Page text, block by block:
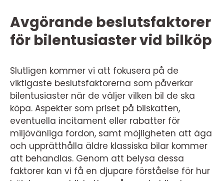
Avgörande beslutsfaktorer
för bilentusiaster vid bilköp
Slutligen kommer vi att fokusera på de
viktigaste beslutsfaktorerna som påverkar
bilentusiaster när de väljer vilken bil de ska
köpa. Aspekter som priset på bilskatten,
eventuella incitament eller rabatter för
miljövänliga fordon, samt möjligheten att äga
och upprätthålla äldre klassiska bilar kommer
att behandlas. Genom att belysa dessa
faktorer kan vi få en djupare förståelse för hur